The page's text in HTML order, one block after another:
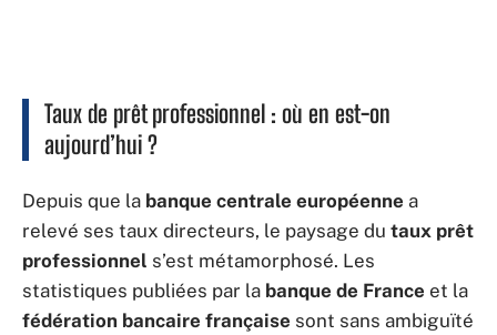
Taux de prêt professionnel : où en est-on
aujourd’hui ?
Depuis que la banque centrale européenne a
relevé ses taux directeurs, le paysage du taux prêt
professionnel s’est métamorphosé. Les
statistiques publiées par la banque de France et la
fédération bancaire française sont sans ambiguïté